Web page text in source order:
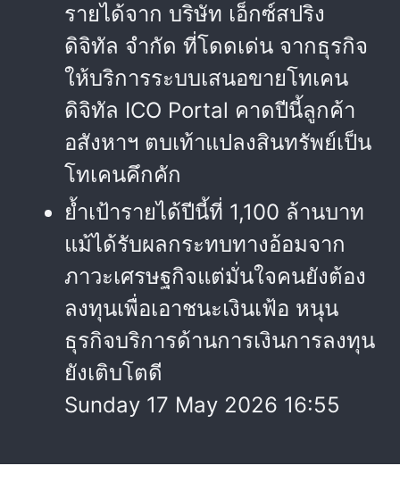
รายได้จาก บริษัท เอ็กซ์สปริง
ดิจิทัล จำกัด ที่โดดเด่น จากธุรกิจ
ให้บริการระบบเสนอขายโทเคน
ดิจิทัล ICO Portal คาดปีนี้ลูกค้า
อสังหาฯ ตบเท้าแปลงสินทรัพย์เป็น
โทเคนคึกคัก
ย้ำเป้ารายได้ปีนี้ที่ 1,100 ล้านบาท
แม้ได้รับผลกระทบทางอ้อมจาก
ภาวะเศรษฐกิจแต่มั่นใจคนยังต้อง
ลงทุนเพื่อเอาชนะเงินเฟ้อ หนุน
ธุรกิจบริการด้านการเงินการลงทุน
ยังเติบโตดี
Sunday 17 May 2026 16:55